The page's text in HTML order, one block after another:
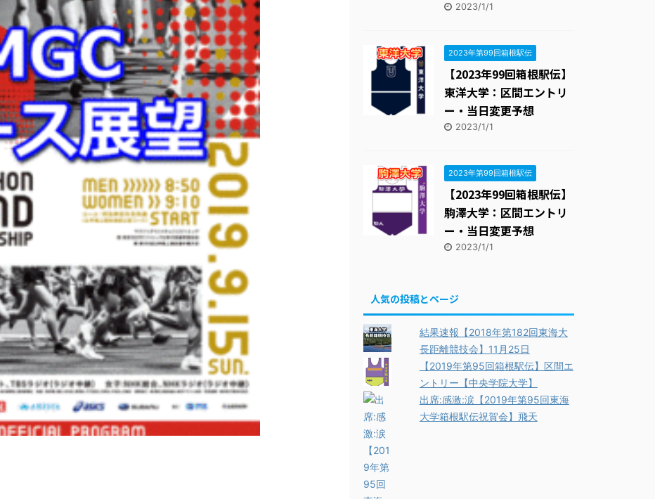
2023/1/1
2023年第99回箱根駅伝
【2023年99回箱根駅伝】
東洋大学：区間エントリ
ー・当日変更予想
2023/1/1
2023年第99回箱根駅伝
【2023年99回箱根駅伝】
駒澤大学：区間エントリ
ー・当日変更予想
2023/1/1
人気の投稿とページ
結果速報【2018年第182回東海大
長距離競技会】11月25日
【2019年第95回箱根駅伝】区間エ
ントリー【中央学院大学】
出席:感激:涙【2019年第95回東海
大学箱根駅伝祝賀会】飛天